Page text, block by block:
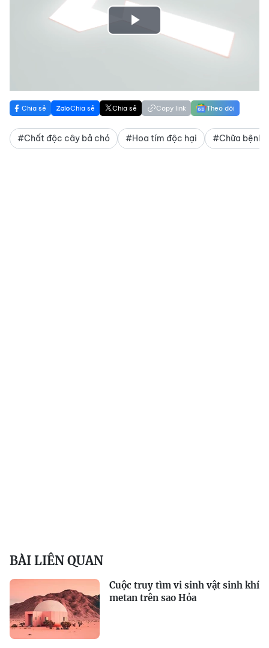
Play
Chia sẻ Chia sẻ Chia sẻ Copy link Theo dõi
#Chất độc cây bả chó #Hoa tím độc hại #Chữa bệnh
BÀI LIÊN QUAN
Cuộc truy tìm vi sinh vật sinh khí
metan trên sao Hỏa